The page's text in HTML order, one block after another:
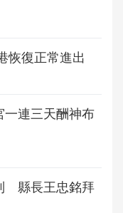
恢復正常進出
連三天酬神布
縣長王忠銘拜